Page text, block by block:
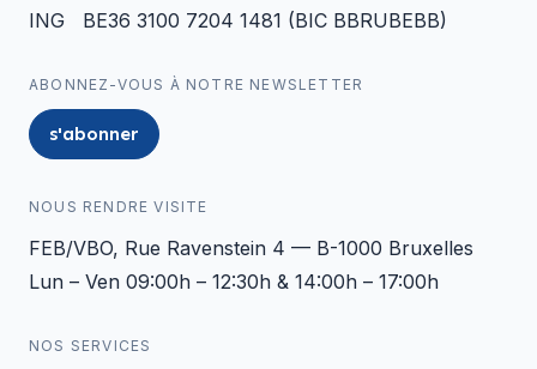
ING BE36 3100 7204 1481 (BIC BBRUBEBB)
ABONNEZ-VOUS À NOTRE NEWSLETTER
s'abonner
NOUS RENDRE VISITE
FEB/VBO, Rue Ravenstein 4 — B-1000 Bruxelles
Lun – Ven 09:00h – 12:30h & 14:00h – 17:00h
NOS SERVICES